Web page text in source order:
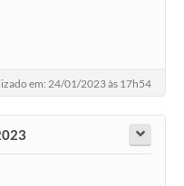
em: 24/01/2023 às 17h54